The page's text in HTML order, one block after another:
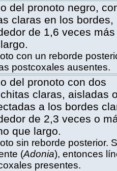
del pronoto negro,
claras en los bordes,
de 1,6 veces
con un reborde
postcoxales ausentes.
del pronoto con dos
claras, aisladas
a los bordes
de 2,3 veces o
que largo.
sin reborde posterior.
(Adonia), entonces
presentes.